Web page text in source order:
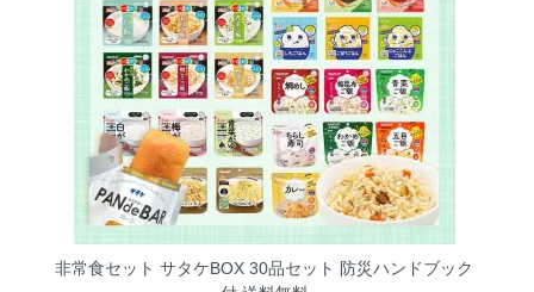
非常食セット サタケBOX 30品セット 防災ハンドブック